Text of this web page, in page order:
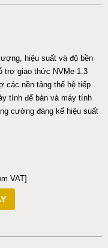
hiệu suất và độ bền
trợ giao thức NVMe 1.3
các nền tảng thế hệ tiếp
tính để bàn và máy tính
cường đáng kể hiệu suất
VAT]